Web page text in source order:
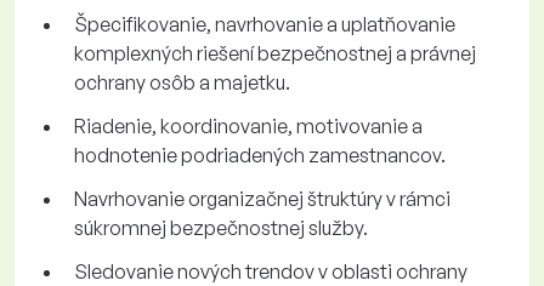
Špecifikovanie, navrhovanie a uplatňovanie
komplexných riešení bezpečnostnej a právnej
ochrany osôb a majetku.
Riadenie, koordinovanie, motivovanie a
hodnotenie podriadených zamestnancov.
Navrhovanie organizačnej štruktúry v rámci
súkromnej bezpečnostnej služby.
Sledovanie nových trendov v oblasti ochrany